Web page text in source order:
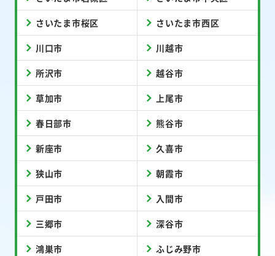
さいたま市桜区 さいたま市西区
川口市 川越市
所沢市 越谷市
草加市 上尾市
春日部市 熊谷市
新座市 久喜市
狭山市 朝霞市
戸田市 入間市
三郷市 深谷市
鴻巣市 ふじみ野市